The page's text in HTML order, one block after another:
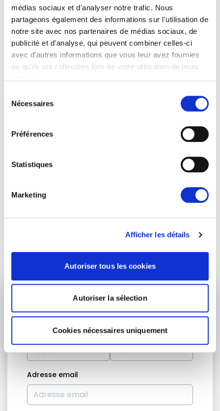
médias sociaux et d'analyser notre trafic. Nous
partageons également des informations sur l'utilisation de
notre site avec nos partenaires de médias sociaux, de
publicité et d'analyse, qui peuvent combiner celles-ci
avec d'autres informations que vous leur avez fournies
ou qu'ils ont collectées lors de votre utilisation de leurs
Nécessaires
Préférences
Statistiques
Marketing
Afficher les détails
Autoriser tous les cookies
Autoriser la sélection
Cookies nécessaires uniquement
Contactez nos députés
If you want to help, contribute or have
important information to share
RESTEZ INFORMÉ
Prénom Nom
Adresse email